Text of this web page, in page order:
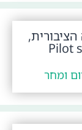
Pilot
ומחר